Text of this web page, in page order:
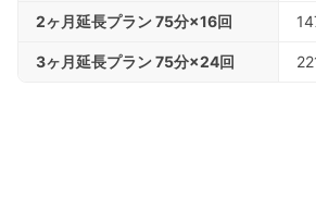
2ヶ月延長プラン 75分×16回
3ヶ月延長プラン 75分×24回